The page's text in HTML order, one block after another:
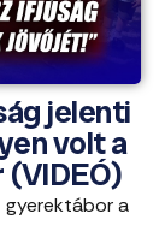
jelenti
volt a
gyerektábor a